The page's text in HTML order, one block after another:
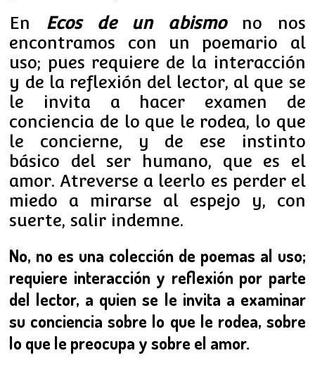
En Ecos de un abismono nos
encontramos con un poemario al
uso; pues requiere de la interacción
y de la reflexión del lector, al que se
le invita a hacer examen de
conciencia de lo que le rodea, lo que
le concierne, y de ese instinto
básico del ser humano, que es el
amor. Atreverse a leerlo es perder el
miedo a mirarse al espejo y, con
suerte, salir indemne.
No, no es una colección de poemas al uso;
requiere interacción y reflexión por parte
del lector, a quien se le invita a examinar
su conciencia sobre lo que le rodea, sobre
lo que le preocupa y sobre el amor.